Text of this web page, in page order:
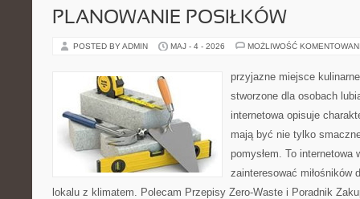
PLANOWANIE POSIŁKÓW
POSTED BY ADMIN MAJ - 4 - 2026 MOŻLIWOŚĆ
przyjazne miejsce
stworzone dla osobach
internetowa opisuje
mają być nie tylko
pomysłem. To internetowa
zainteresować miłośników
lokalu z klimatem. Polecam Przepisy Zero-Waste i Poradnik